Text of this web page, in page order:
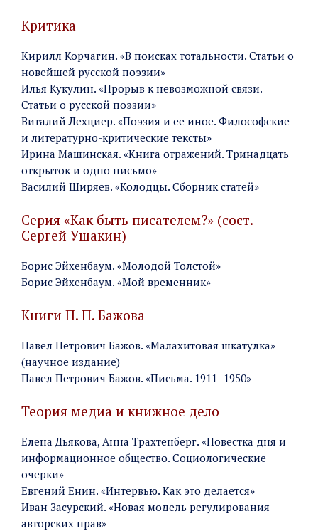
Критика
Кирилл Корчагин. «В поисках тотальности. Статьи о
новейшей русской поэзии»
Илья Кукулин. «Прорыв к невозможной связи.
Статьи о русской поэзии»
Виталий Лехциер. «Поэзия и ее иное. Философские
и литературно-критические тексты»
Ирина Машинская. «Книга отражений. Тринадцать
открыток и одно письмо»
Василий Ширяев. «Колодцы. Сборник статей»
Серия «Как быть писателем?» (сост.
Сергей Ушакин)
Борис Эйхенбаум. «Молодой Толстой»
Борис Эйхенбаум. «Мой временник»
Книги П. П. Бажова
Павел Петрович Бажов. «Малахитовая шкатулка»
(научное издание)
Павел Петрович Бажов. «Письма. 1911–1950»
Теория медиа и книжное дело
Елена Дьякова, Анна Трахтенберг. «Повестка дня и
информационное общество. Социологические
очерки»
Евгений Енин. «Интервью. Как это делается»
Иван Засурский. «Новая модель регулирования
авторских прав»